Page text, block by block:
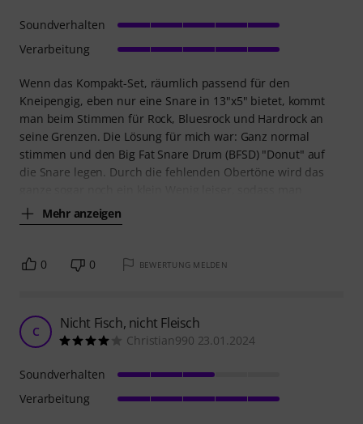
Wenn das Kompakt-Set, räumlich passend für den
Kneipengig, eben nur eine Snare in 13"x5" bietet, kommt
man beim Stimmen für Rock, Bluesrock und Hardrock an
seine Grenzen. Die Lösung für mich war: Ganz normal
stimmen und den Big Fat Snare Drum (BFSD) "Donut" auf
die Snare legen. Durch die fehlenden Obertöne wird das
Mehr anzeigen
Soundverhalten
Verarbeitung
0 0 BEWERTUNG MELDEN
C Nicht Fisch, nicht Fleisch
Christian990 23.01.2024
Soundverhalten
Verarbeitung